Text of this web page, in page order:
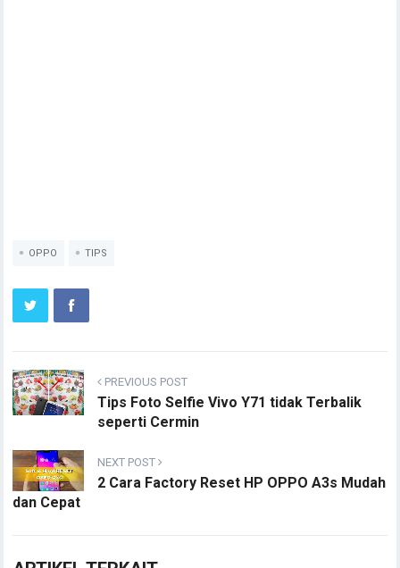
OPPO TIPS
PREVIOUS POST
Tips Foto Selfie Vivo Y71 tidak Terbalik
seperti Cermin
NEXT POST
2 Cara Factory Reset HP OPPO A3s Mudah
dan Cepat